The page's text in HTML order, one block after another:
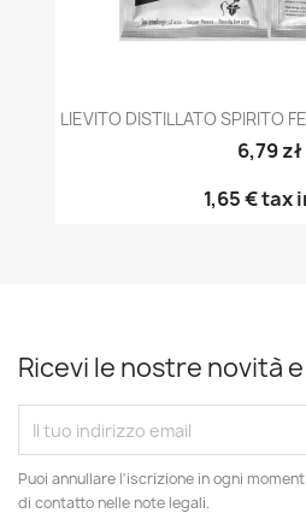
LIEVITO DISTILLATO SPIRITO
6,79 zł
1,65 €tax
Ricevi le nostre novità
Puoi annullare l'iscrizione in ogni
di contatto nelle note legali.